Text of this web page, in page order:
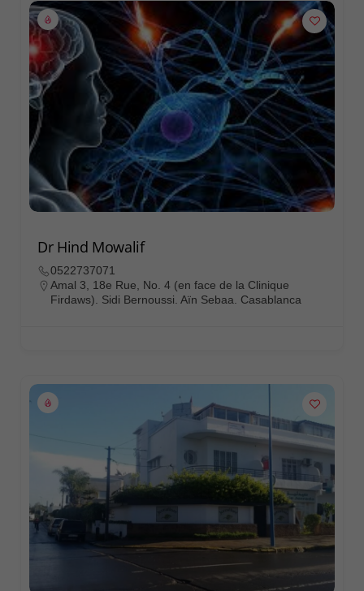
Dr Hind Mowalif
0522737071
Amal 3, 18e Rue, No. 4 (en face de la Clinique
Firdaws). Sidi Bernoussi. Aïn Sebaa. Casablanca